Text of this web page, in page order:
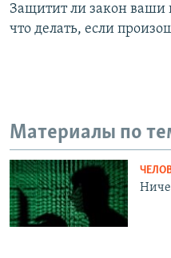
Защитит ли закон
что делать, если
Материалы по